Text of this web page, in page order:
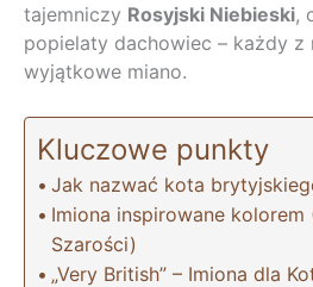
tajemniczy Rosyjski Niebieski,
popielaty dachowiec – każdy z
wyjątkowe miano.
Kluczowe punkty
Jak nazwać kota
Imiona inspirowane kolorem
Szarości)
„Very British” – Imiona dla